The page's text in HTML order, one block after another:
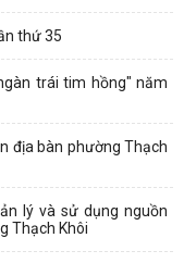
thứ 35
trái tim hồng" năm
địa bàn phường Thạch
lý và sử dụng nguồn
Thạch Khôi